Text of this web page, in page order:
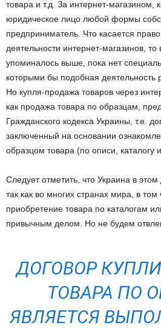
товара и т.д. За интернет-магазином,
юридическое лицо любой формы
предприниматель. Что касается
деятельности интернет-магазинов, то
упоминалось выше, пока нет
которыми бы подобная деятельность
Но купля-продажа товаров через
как продажа товара по образцам,
Гражданского кодекса Украины, т.е.
заключенный на основании
образцом товара (по описи, каталогу
Следует отметить, что Украина в
так как во многих странах мира, в том
приобретение товара по каталогам
привычным делом. Но не будем
ДОГОВОР
ТОВАРА ПО
ЯВЛЯЕТСЯ